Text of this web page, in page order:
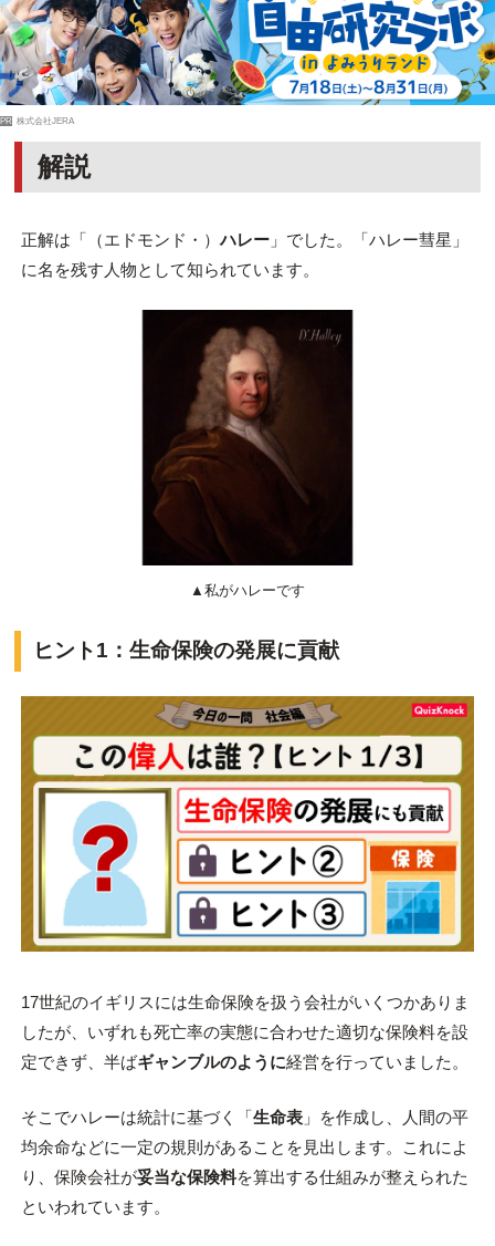
PR 株式会社JERA
解説
正解は「（エドモンド・）ハレー」でした。「ハレー彗星」
に名を残す人物として知られています。
▲私がハレーです
ヒント1：生命保険の発展に貢献
17世紀のイギリスには生命保険を扱う会社がいくつかありま
したが、いずれも死亡率の実態に合わせた適切な保険料を設
定できず、半ばギャンブルのように経営を行っていました。
そこでハレーは統計に基づく「生命表」を作成し、人間の平
均余命などに一定の規則があることを見出します。これによ
り、保険会社が妥当な保険料を算出する仕組みが整えられた
といわれています。